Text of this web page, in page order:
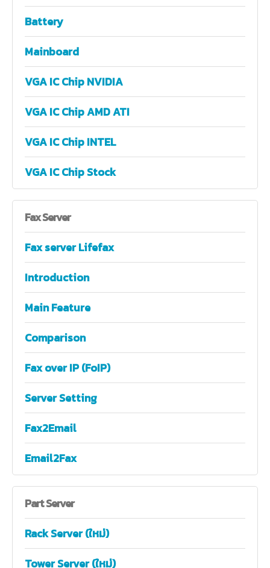
Battery
Mainboard
VGA IC Chip NVIDIA
VGA IC Chip AMD ATI
VGA IC Chip INTEL
VGA IC Chip Stock
FaxServer
Fax server Lifefax
Introduction
Main Feature
Comparison
Fax over IP (FoIP)
Server Setting
Fax2Email
Email2Fax
PartServer
Rack Server (ใหม่)
Tower Server (ใหม่)